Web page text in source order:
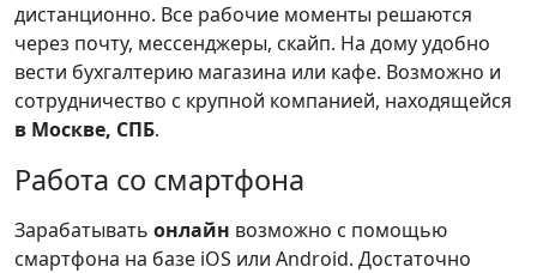
дистанционно. Все рабочие моменты решаются
через почту, мессенджеры, скайп. На дому удобно
вести бухгалтерию магазина или кафе. Возможно и
сотрудничество с крупной компанией, находящейся
в Москве, СПБ.
Работа со смартфона
Зарабатывать онлайн возможно с помощью
смартфона на базе iOS или Android. Достаточно